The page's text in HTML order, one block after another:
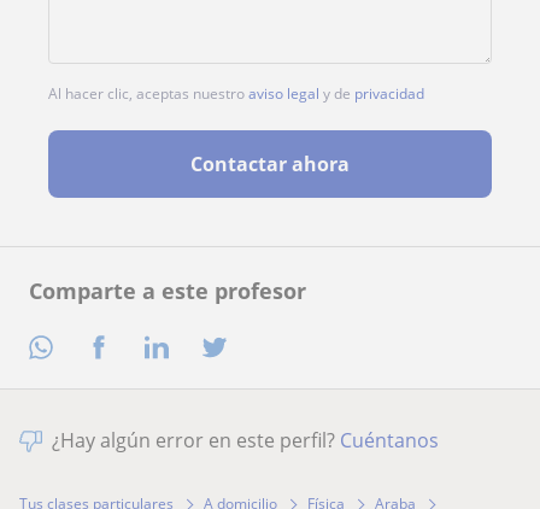
Comparte a este profesor
Al hacer clic, aceptas nuestroaviso legal y de privacidad
Contactar ahora
¿Hay algún error en este perfil? Cuéntanos
Tus clases particulares A domicilio Física
Araba